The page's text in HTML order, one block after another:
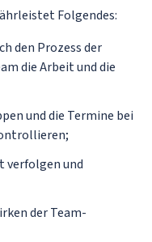
Folgendes:
den Prozess der
die Arbeit und die
und die Termine bei
verfolgen und
der Team-